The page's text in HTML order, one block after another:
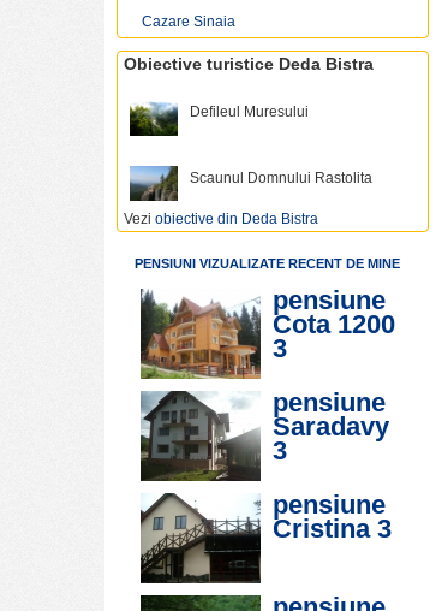
Cazare Sinaia
Obiective turistice Deda Bistra
Defileul Muresului
Scaunul Domnului Rastolita
Vezi obiective din Deda Bistra
PENSIUNI VIZUALIZATE RECENT DE MINE
pensiune
Cota 1200
3
pensiune
Saradavy
3
pensiune
Cristina 3